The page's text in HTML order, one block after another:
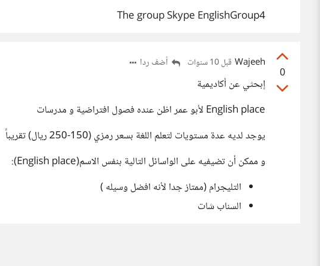
The group Skype EnglishGroup4
0
Wajeeh قبل 10 سنوات أضف ردا
إبحثي عن أكاديمية
English place لأبو عمر اظن عنده فصول افتراضية و مدرسات
يوجد لديه عدة مستويات لتعلم اللغة بسعر رمزي (150-250 ريال) تقريباً
و ممكن أن تضيفيه على الواسائل التالية بنفس الاسم(English place):
التليجرام (ممتاز جدا لأنه افضل وسيله )
السناب شات